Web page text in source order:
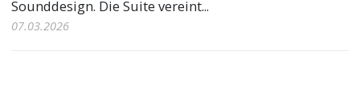
Sounddesign. Die Suite vereint...
07.03.2026